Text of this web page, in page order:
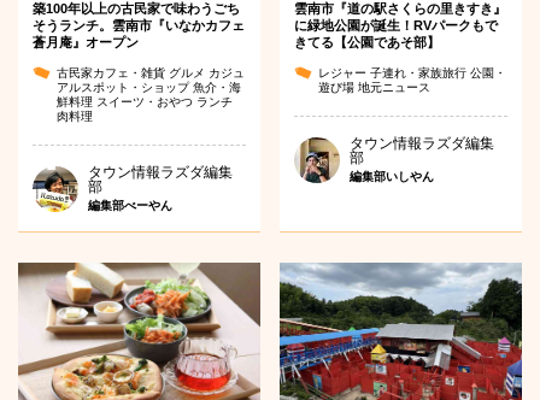
築100年以上の古民家で味わうごち
そうランチ。雲南市『いなかカフェ
蒼月庵』オープン
古民家カフェ・雑貨 グルメ カジュ
アルスポット・ショップ魚介・海
鮮料理 スイーツ・おやつ ランチ
肉料理
タウン情報ラズダ編集
部
編集部べーやん
雲南市『道の駅さくらの里きすき』
に緑地公園が誕生！RVパークもで
きてる【公園であそ部】
レジャー子連れ・家族旅行公園・
遊び場地元ニュース
タウン情報ラズダ編集
部
編集部いしやん